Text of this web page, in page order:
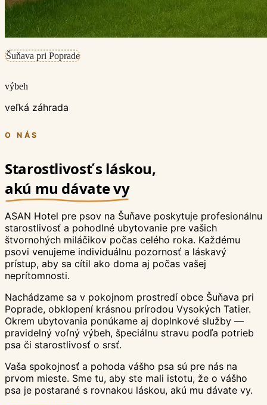
Šuňava pri Poprade
výbeh
veľká záhrada
O NÁS
Starostlivosť s láskou,
akú mu dávate vy
ASAN Hotel pre psov na Šuňave poskytuje profesionálnu
starostlivosť a pohodlné ubytovanie pre vašich
štvornohých miláčikov počas celého roka. Každému
psovi venujeme individuálnu pozornosť a láskavý
prístup, aby sa cítil ako doma aj počas vašej
neprítomnosti.
Nachádzame sa v pokojnom prostredí obce Šuňava pri
Poprade, obklopení krásnou prírodou Vysokých Tatier.
Okrem ubytovania ponúkame aj doplnkové služby —
pravidelný voľný výbeh, špeciálnu stravu podľa potrieb
psa či starostlivosť o srsť.
Vaša spokojnosť a pohoda vášho psa sú pre nás na
prvom mieste. Sme tu, aby ste mali istotu, že o vášho
psa je postarané s rovnakou láskou, akú mu dávate vy.